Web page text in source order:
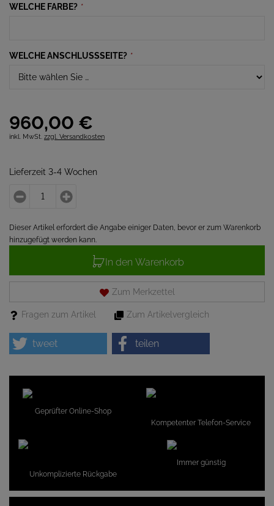
WELCHE FARBE? *
WELCHE ANSCHLUSSSEITE? *
960,00 €
inkl. MwSt. zzgl. Versandkosten
Lieferzeit 3-4 Wochen
Dieser Artikel erfordert die Angabe einiger Daten, bevor er zum Warenkorb
hinzugefügt werden kann.
In den Warenkorb
Zum Merkzettel
Fragen zum Artikel Zum Artikelvergleich
tweet teilen
Geprüfter Online-Shop
Kompetenter Telefon-Service
Unkomplizierte Rückgabe
Immer günstig